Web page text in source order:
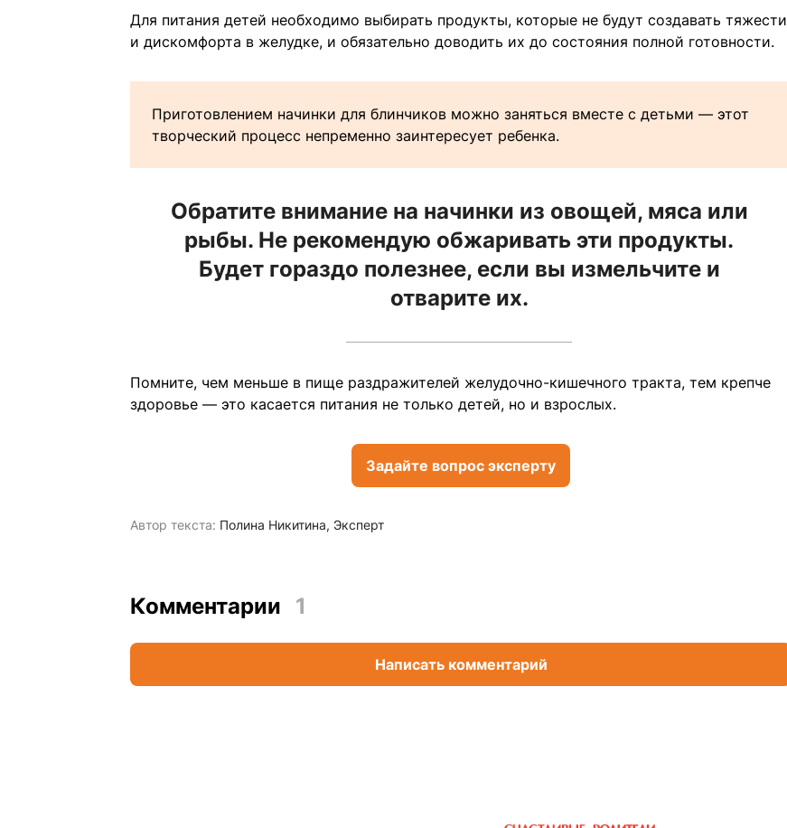
Для питания детей необходимо выбирать продукты, которые не будут создавать тяжести
и дискомфорта в желудке, и обязательно доводить их до состояния полной готовности.
Приготовлением начинки для блинчиков можно заняться вместе с детьми — этот
творческий процесс непременно заинтересует ребенка.
Обратите внимание на начинки из овощей, мяса или
рыбы. Не рекомендую обжаривать эти продукты.
Будет гораздо полезнее, если вы измельчите и
отварите их.
Помните, чем меньше в пище раздражителей желудочно-кишечного тракта, тем крепче
здоровье — это касается питания не только детей, но и взрослых.
Задайте вопрос эксперту
Автор текста: Полина Никитина Эксперт
Комментарии 1
Написать комментарий